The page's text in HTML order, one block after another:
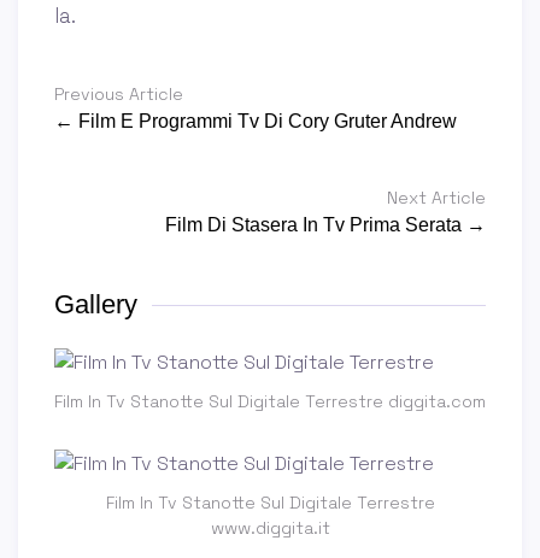
la.
Previous Article
← Film E Programmi Tv Di Cory Gruter Andrew
Next Article
Film Di Stasera In Tv Prima Serata →
Gallery
Film In Tv Stanotte Sul Digitale Terrestre diggita.com
Film In Tv Stanotte Sul Digitale Terrestre
www.diggita.it